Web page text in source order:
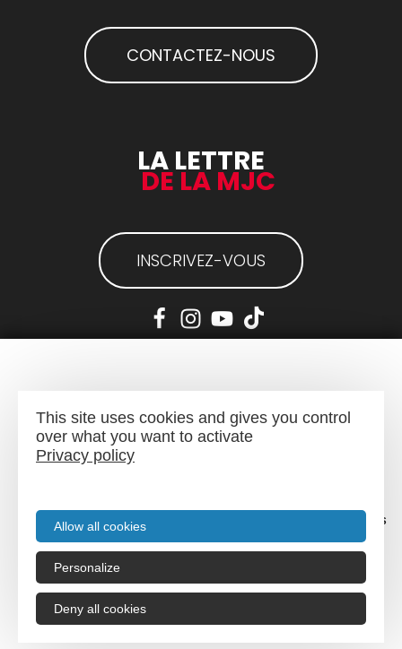
Menu Recherche Infos pratiques
CONTACTEZ-NOUS
LA LETTRE
DE LA MJC
INSCRIVEZ-VOUS
Mentions légales - Plan du site
This site uses cookies and gives you control
over what you want to activate
Privacy policy
Allow all cookies
Personalize
Deny all cookies